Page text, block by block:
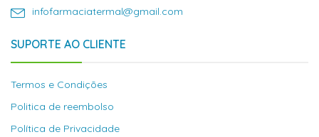
infofarmaciatermal@gmail.com
SUPORTE AO CLIENTE
Termos e Condições
Politica de reembolso
Política de Privacidade